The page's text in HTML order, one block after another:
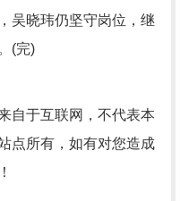
吴晓玮仍坚守岗位，继
(完)
自于互联网，不代表本
点所有，如有对您造成